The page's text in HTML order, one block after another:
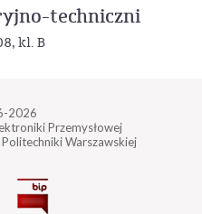
techniczni
kl. B
2026
Przemysłowej
Warszawskiej